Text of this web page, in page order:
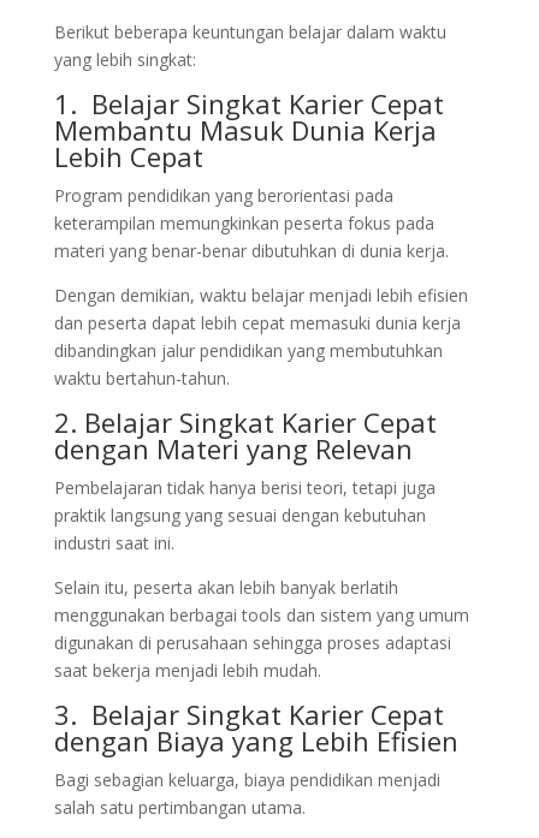
Berikut beberapa keuntungan belajar dalam waktu
yang lebih singkat:
1. Belajar Singkat Karier Cepat
Membantu Masuk Dunia Kerja
Lebih Cepat
Program pendidikan yang berorientasi pada
keterampilan memungkinkan peserta fokus pada
materi yang benar-benar dibutuhkan di dunia kerja.
Dengan demikian, waktu belajar menjadi lebih efisien
dan peserta dapat lebih cepat memasuki dunia kerja
dibandingkan jalur pendidikan yang membutuhkan
waktu bertahun-tahun.
2. Belajar Singkat Karier Cepat
dengan Materi yang Relevan
Pembelajaran tidak hanya berisi teori, tetapi juga
praktik langsung yang sesuai dengan kebutuhan
industri saat ini.
Selain itu, peserta akan lebih banyak berlatih
menggunakan berbagai tools dan sistem yang umum
digunakan di perusahaan sehingga proses adaptasi
saat bekerja menjadi lebih mudah.
3. Belajar Singkat Karier Cepat
dengan Biaya yang Lebih Efisien
Bagi sebagian keluarga, biaya pendidikan menjadi
salah satu pertimbangan utama.